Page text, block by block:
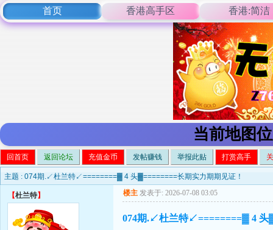
首页 香港高手区 香港:简洁
当前地图
回首页 返回论坛 充值金币 发帖赚钱 举报此贴 打赏高手
主题 : 074期.↙杜兰特↙========▓ 4 头▓========长期实力期期见证！
【杜兰特】 楼主 发表于: 2026-07-08 03:05
074期.↙杜兰特↙========▓ 4 头